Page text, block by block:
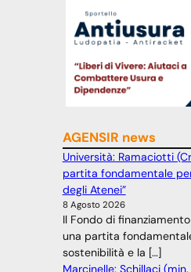
AGENSIR news
Università: Ramaciotti
partita fondamentale
degli Atenei”
8 Agosto 2026
Il Fondo di
una partita
sostenibilità e la […]
Marcinelle: Schillaci